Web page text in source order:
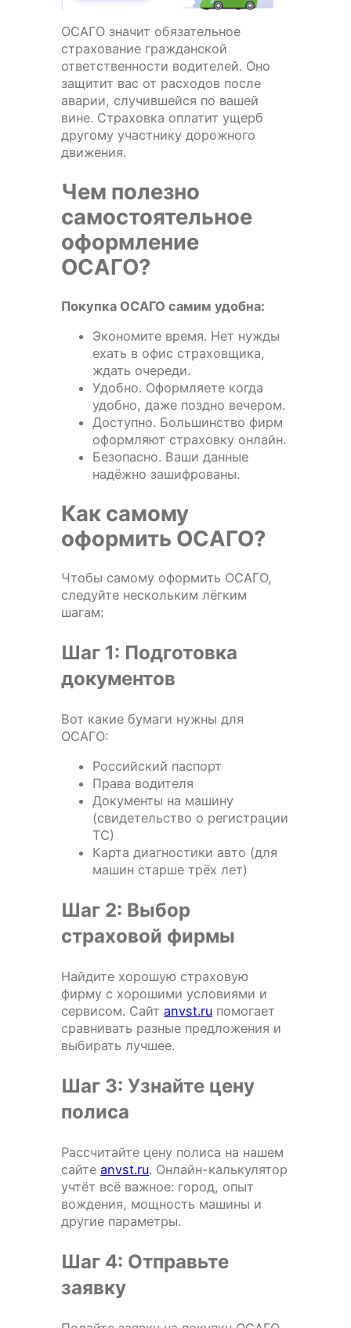
ОСАГО значит обязательное
страхование гражданской
ответственности водителей. Оно
защитит вас от расходов после
аварии, случившейся по вашей
вине. Страховка оплатит ущерб
другому участнику дорожного
движения.
Чем полезно
самостоятельное
оформление
ОСАГО?
Покупка ОСАГО самим удобна:
Экономите время. Нет нужды
ехать в офис страховщика,
ждать очереди.
Удобно. Оформляете когда
удобно, даже поздно вечером.
Доступно. Большинство фирм
оформляют страховку онлайн.
Безопасно. Ваши данные
надёжно зашифрованы.
Как самому
оформить ОСАГО?
Чтобы самому оформить ОСАГО,
следуйте нескольким лёгким
шагам:
Шаг 1: Подготовка
документов
Вот какие бумаги нужны для
ОСАГО:
Российский паспорт
Права водителя
Документы на машину
(свидетельство о регистрации
ТС)
Карта диагностики авто (для
машин старше трёх лет)
Шаг 2: Выбор
страховой фирмы
Найдите хорошую страховую
фирму с хорошими условиями и
сервисом. Сайт anvst.ru помогает
сравнивать разные предложения и
выбирать лучшее.
Шаг 3: Узнайте цену
полиса
Рассчитайте цену полиса на нашем
сайте anvst.ru. Онлайн-калькулятор
учтёт всё важное: город, опыт
вождения, мощность машины и
другие параметры.
Шаг 4: Отправьте
заявку